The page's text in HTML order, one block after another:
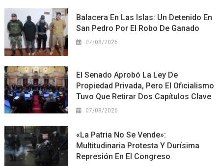
Balacera En Las Islas: Un Detenido En
San Pedro Por El Robo De Ganado
07/08/2026
El Senado Aprobó La Ley De
Propiedad Privada, Pero El Oficialismo
Tuvo Que Retirar Dos Capítulos Clave
07/08/2026
«La Patria No Se Vende»:
Multitudinaria Protesta Y Durísima
Represión En El Congreso